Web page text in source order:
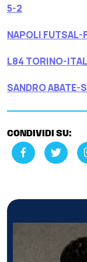
5-2
NAPOLI FUTSAL-
L84 TORINO-
SANDRO ABATE-
CONDIVIDI SU: